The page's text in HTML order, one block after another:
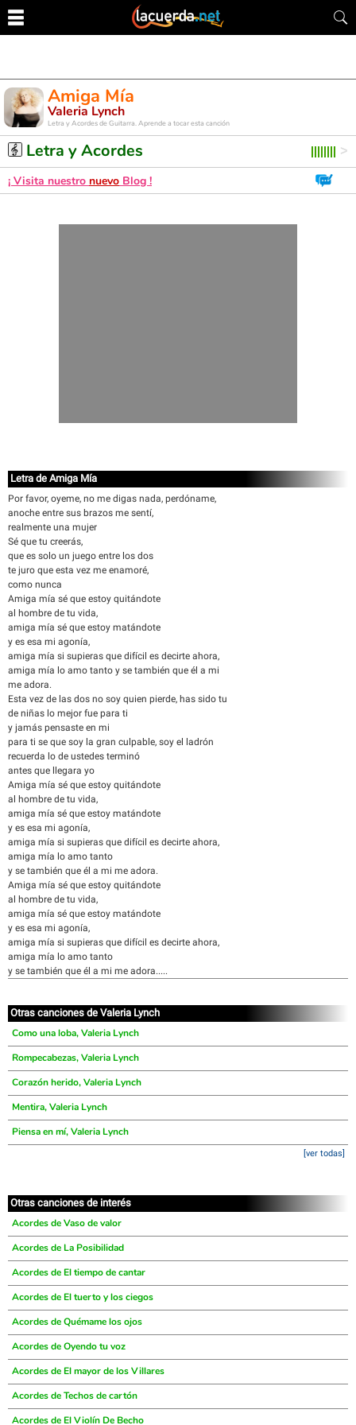
Amiga Mía
Valeria Lynch
Letra y Acordes de Guitarra. Aprende a tocar esta canción
Letra y Acordes
¡ Visita nuestro nuevo Blog !
Letra de Amiga Mía
Por favor, oyeme, no me digas nada, perdóname,
anoche entre sus brazos me sentí,
realmente una mujer
Sé que tu creerás,
que es solo un juego entre los dos
te juro que esta vez me enamoré,
como nunca
Amiga mía sé que estoy quitándote
al hombre de tu vida,
amiga mía sé que estoy matándote
y es esa mi agonía,
amiga mía si supieras que difícil es decirte ahora,
amiga mía lo amo tanto y se también que él a mi
me adora.
Esta vez de las dos no soy quien pierde, has sido tu
de niñas lo mejor fue para ti
y jamás pensaste en mi
para ti se que soy la gran culpable, soy el ladrón
recuerda lo de ustedes terminó
antes que llegara yo
Amiga mía sé que estoy quitándote
al hombre de tu vida,
amiga mía sé que estoy matándote
y es esa mi agonía,
amiga mía si supieras que difícil es decirte ahora,
amiga mía lo amo tanto
y se también que él a mi me adora.
Amiga mía sé que estoy quitándote
al hombre de tu vida,
amiga mía sé que estoy matándote
y es esa mi agonía,
amiga mía si supieras que difícil es decirte ahora,
amiga mía lo amo tanto
y se también que él a mi me adora.....
Otras canciones de Valeria Lynch
Como una loba, Valeria Lynch
Rompecabezas, Valeria Lynch
Corazón herido, Valeria Lynch
Mentira, Valeria Lynch
Piensa en mí, Valeria Lynch
[ver todas]
Otras canciones de interés
Acordes de Vaso de valor
Acordes de La Posibilidad
Acordes de El tiempo de cantar
Acordes de El tuerto y los ciegos
Acordes de Quémame los ojos
Acordes de Oyendo tu voz
Acordes de El mayor de los Villares
Acordes de Techos de cartón
Acordes de El Violín De Becho